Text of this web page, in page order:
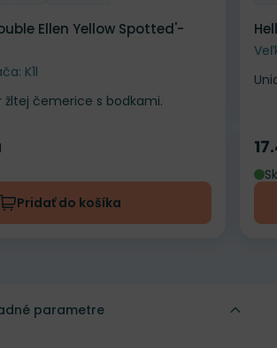
Ellen Yellow Spotted'-
K1l
žltej čemerice s bodkami.
Pridať do košíka
parametre